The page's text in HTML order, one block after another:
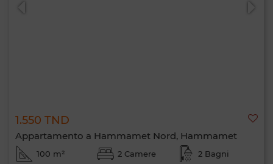
1.550 TND
Appartamento a Hammamet Nord, Hammamet
100 m² 2 Camere 2 Bagni